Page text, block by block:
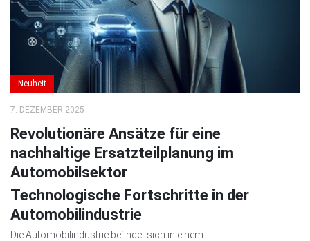
Neuheit
7. DEZEMBER 2025
Revolutionäre Ansätze für eine
nachhaltige Ersatzteilplanung im
Automobilsektor
Technologische Fortschritte in der
Automobilindustrie
Die Automobilindustrie befindet sich in einem ...